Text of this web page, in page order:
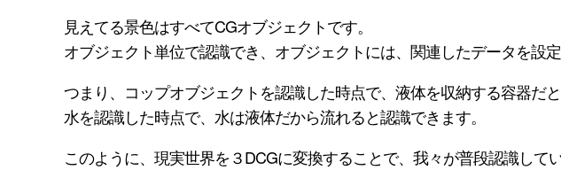
見えてる景色はすべてCGオブジェクトです。
オブジェクト単位で認識でき、オブジェクトには、関連したデータを設定
つまり、コップオブジェクトを認識した時点で、液体を収納する容器だと
水を認識した時点で、水は液体だから流れると認識できます。
このように、現実世界を３DCGに変換することで、我々が普段認識して